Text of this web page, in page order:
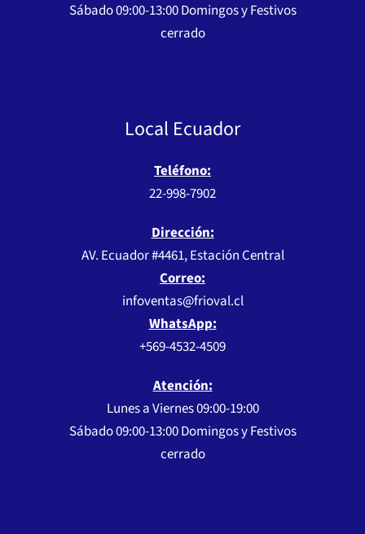
Sábado 09:00-13:00 Domingos y Festivos
cerrado
Local Ecuador
Teléfono:
22-998-7902
Dirección:
AV. Ecuador #4461, Estación Central
Correo:
infoventas@frioval.cl
WhatsApp:
+569-4532-4509
Atención:
Lunes a Viernes 09:00-19:00
Sábado 09:00-13:00 Domingos y Festivos
cerrado